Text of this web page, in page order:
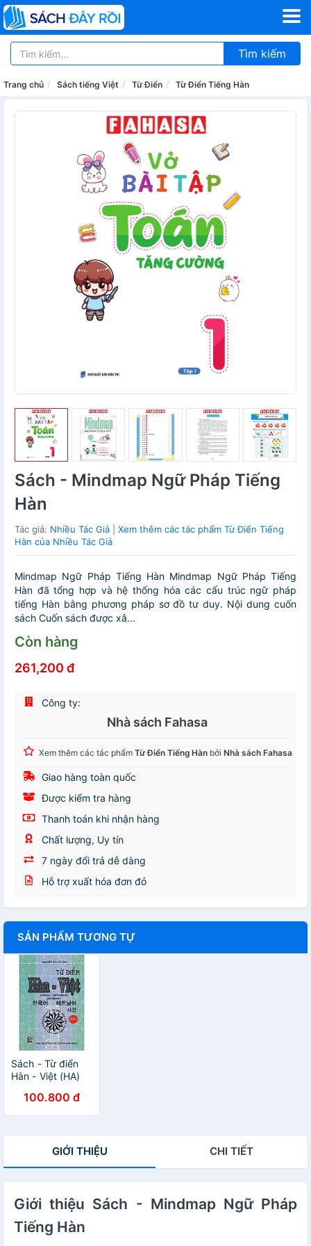
Tìm kiếm
Trang chủ Sách tiếng Việt Từ Điển Từ Điển Tiếng Hàn
Sách - Mindmap Ngữ Pháp Tiếng
Hàn
Tác giả: Nhiều Tác Giả
Xem thêm các tác phẩm Từ Điển Tiếng
Hàn của Nhiều Tác Giả
Mindmap Ngữ Pháp Tiếng Hàn Mindmap Ngữ Pháp Tiếng
Hàn đã tổng hợp và hệ thống hóa các cấu trúc ngữ pháp
tiếng Hàn bằng phương pháp sơ đồ tư duy. Nội dung cuốn
sách Cuốn sách được xâ...
Còn hàng
261,200 đ
Công ty:
Nhà sách Fahasa
Xem thêm các tác phẩm Từ Điển Tiếng Hàn bởi Nhà sách Fahasa
Giao hàng toàn quốc
Được kiểm tra hàng
Thanh toán khi nhận hàng
Chất lượng, Uy tín
7 ngày đổi trả dễ dàng
Hỗ trợ xuất hóa đơn đỏ
SẢN PHẨM TƯƠNG TỰ
Sách - Từ điển
Hàn - Việt (HA)
100.800 đ
GIỚI THIỆU CHI TIẾT
Giới thiệu Sách - Mindmap Ngữ Pháp
Tiếng Hàn